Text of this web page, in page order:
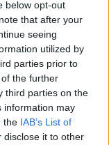
below opt-out
that after your
seeing
utilized by
parties prior to
the further
third parties on the
information may
the IAB’s List of
disclose it to other
δοκιμές πριν
τομείς του
στην ασφάλεια
φάσεις των
οργάνων, καθώς
και τον